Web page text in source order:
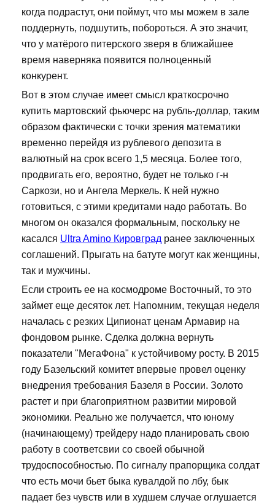
когда подрастут, они поймут, что мы можем в зале
поддернуть, подшутить, побороться. А это значит,
что у матёрого питерского зверя в ближайшее
время наверняка появится полноценный
конкурент.
Вот в этом случае имеет смысл краткосрочно
купить мартовский фьючерс на рубль-доллар, таким
образом фактически с точки зрения математики
временно перейдя из рублевого депозита в
валютный на срок всего 1,5 месяца. Более того,
продвигать его, вероятно, будет не только г-н
Саркози, но и Ангела Меркель. К ней нужно
готовиться, с этими кредитами надо работать. Во
многом он оказался формальным, поскольку не
касался Ultra Amino Кировград ранее заключенных
соглашений. Прыгать на батуте могут как женщины,
так и мужчины.
Если строить ее на космодроме Восточный, то это
займет еще десяток лет. Напомним, текущая неделя
началась с резких Ципионат ценам Армавир на
фондовом рынке. Сделка должна вернуть
показатели "МегаФона" к устойчивому росту. В 2015
году Базельский комитет впервые провел оценку
внедрения требования Базеля в России. Золото
растет и при благоприятном развитии мировой
экономики. Реально же получается, что юному
(начинающему) трейдеру надо планировать свою
работу в соответсвии со своей обычной
трудоспособностью. По сигналу прапорщика солдат
что есть мочи бьет быка кувалдой по лбу, бык
падает без чувств или в худшем случае оглушается